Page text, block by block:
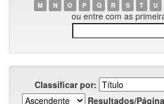
M
N O P Q R S T U
ou entre com as
Classificar por:
Resultados/Página